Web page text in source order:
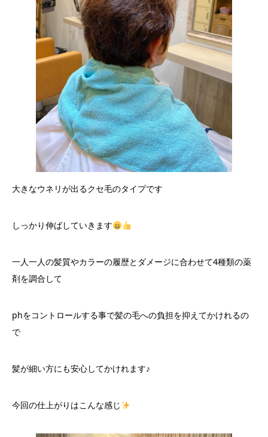
大きなウネリが出るクセ毛のタイプです
しっかり伸ばしていきます
一人一人の髪質やカラーの履歴とダメージに合わせて4種類の薬
剤を調合して
phをコントロールする事で髪の毛への負担を抑えてかけれるの
で
髪が細い方にも安心してかけれます♪
今回の仕上がりはこんな感じ